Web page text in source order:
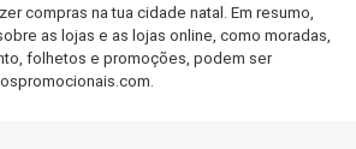
compras na tua cidade natal. Em resumo,
as lojas e as lojas online, como moradas,
folhetos e promoções, podem ser